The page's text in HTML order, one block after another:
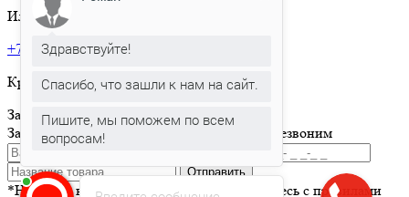
Или позвоните по телефону:
+7 495 150-36-47
Круглосуточная горячая линия
Заказать товар
Заполните и отправьте форму и мы вам перезвоним
Отправить
*Нажимая кнопку Отправить вы соглашаетесь с правилами
Здравствуйте!
Спасибо, что зашли к нам на сайт.
Пишите, мы поможем по всем
вопросам!